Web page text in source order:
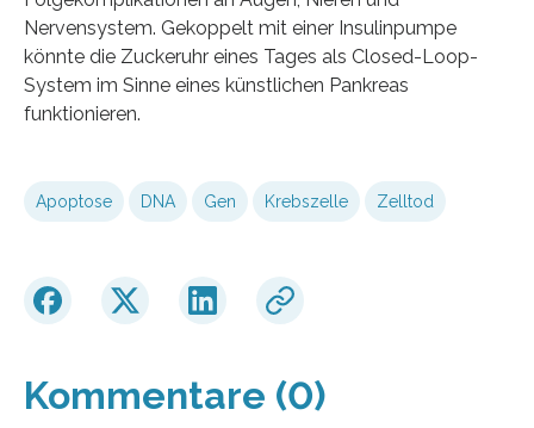
Nervensystem. Gekoppelt mit einer Insulinpumpe
könnte die Zuckeruhr eines Tages als Closed-Loop-
System im Sinne eines künstlichen Pankreas
funktionieren.
Apoptose DNA Gen Krebszelle Zelltod
Kommentare (0)